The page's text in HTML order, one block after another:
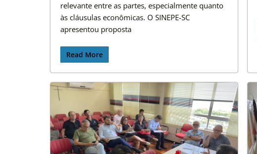
relevante entre as partes, especialmente quanto
às cláusulas econômicas. O SINEPE-SC
apresentou proposta
Read More